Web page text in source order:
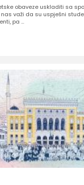
obaveze uskladiti sa
važi da su uspješni
pa ...